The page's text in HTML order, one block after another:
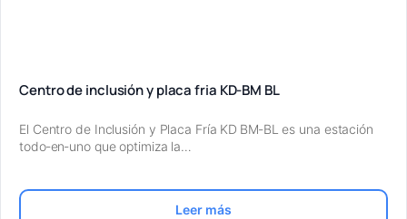
Centro de inclusión y placa fria KD-BM BL
El Centro de Inclusión y Placa Fría KD BM‑BL es una estación
todo‑en‑uno que optimiza la…
Leer más